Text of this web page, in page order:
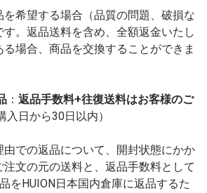
希望する場合（品質の問題、破損な
す。返品送料を含め、全額返金いたし
る場合、商品を交換することができま
： 返品手数料+往復送料はお客様のご
入日から30日以内）
由での返品について、開封状態にかか
文の元の送料と、返品手数料として
をHUION日本国内倉庫に返品するた